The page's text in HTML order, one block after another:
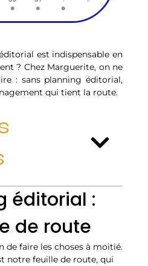
est indispensable en
? Chez Marguerite, on ne
: sans planning éditorial,
qui tient la route.
éditorial :
de route
de faire les choses à moitié.
notre feuille de route, qui